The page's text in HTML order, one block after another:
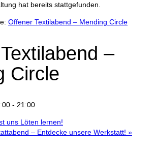
hat bereits stattgefunden.
Offener Textilabend – Mending Circle
–
Circle
- 21:00
uns Löten lernen!
– Entdecke unsere Werkstatt! »